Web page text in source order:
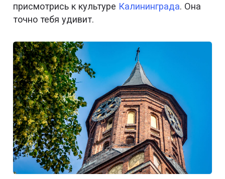
присмотрись к культуре Калининграда. Она
точно тебя удивит.